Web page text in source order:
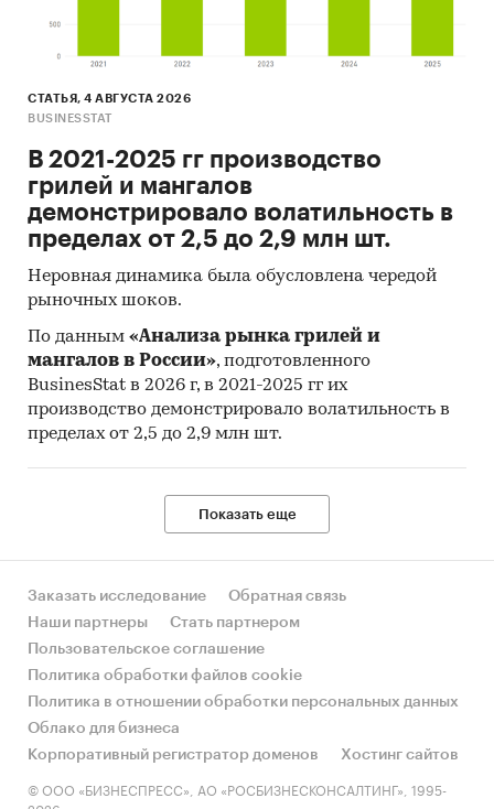
СТАТЬЯ, 4 АВГУСТА 2026
BUSINESSTAT
В 2021-2025 гг производство
грилей и мангалов
демонстрировало волатильность в
пределах от 2,5 до 2,9 млн шт.
Неровная динамика была обусловлена чередой
рыночных шоков.
По данным «Анализа рынка грилей и
мангалов в России», подготовленного
BusinesStat в 2026 г, в 2021-2025 гг их
производство демонстрировало волатильность в
пределах от 2,5 до 2,9 млн шт.
Показать еще
Заказать исследование
Обратная связь
Наши партнеры
Стать партнером
Пользовательское соглашение
Политика обработки файлов cookie
Политика в отношении обработки персональных данных
Облако для бизнеса
Корпоративный регистратор доменов
Хостинг сайтов
© ООО «БИЗНЕСПРЕСС», АО «РОСБИЗНЕСКОНСАЛТИНГ», 1995-